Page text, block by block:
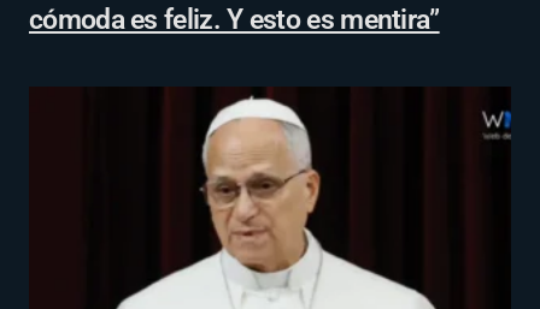
cómoda es feliz. Y esto es mentira”